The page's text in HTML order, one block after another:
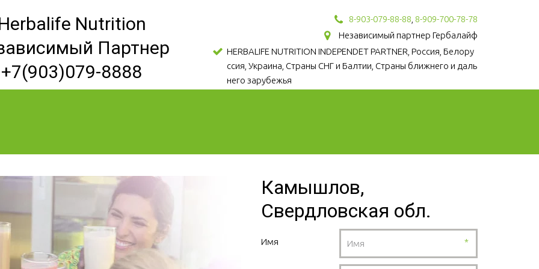
Nutrition
Партнер
+7(903)079-8888
8-903-079-88-88 8-909-700-78-78
Независимый партнер Гербалайф
HERBALIFE NUTRITION INDEPENDET PARTNER, Россия, Белору
ссия, Украина, Страны СНГ и Балтии, Страны ближнего и даль
него зарубежья
Камышлов,
Свердловская обл.
Имя *